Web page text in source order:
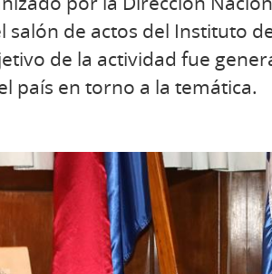
salón de actos del Instituto
de la actividad fue
país en torno a la temática.